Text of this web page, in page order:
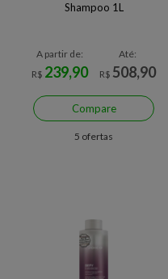
Shampoo 1L
A partir de:
R$ 239,90
Até:
R$ 508,90
Compare
5 ofertas